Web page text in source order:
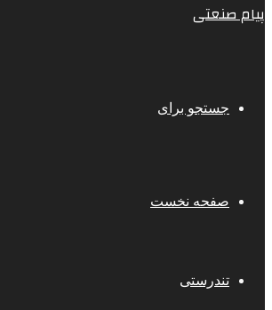
پیام صنعتی
جستجو برای
صفحه نخست
تندرستی